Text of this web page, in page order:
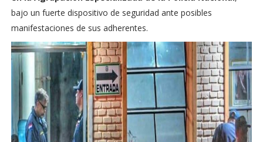
bajo un fuerte dispositivo de seguridad ante posibles
manifestaciones de sus adherentes.